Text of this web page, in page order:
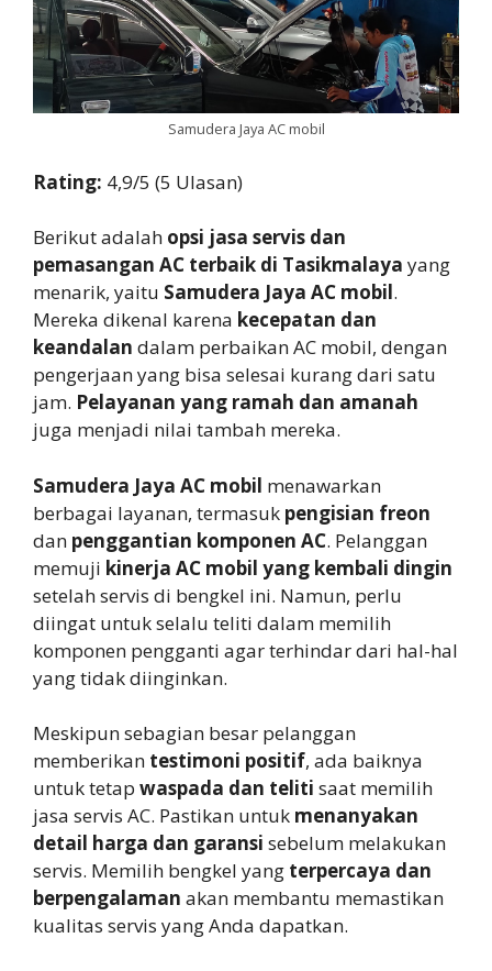
Samudera Jaya AC mobil
Rating: 4,9/5 (5 Ulasan)
Berikut adalah opsi jasa servis dan
pemasangan AC terbaik di Tasikmalaya yang
menarik, yaitu Samudera Jaya AC mobil.
Mereka dikenal karena kecepatan dan
keandalan dalam perbaikan AC mobil, dengan
pengerjaan yang bisa selesai kurang dari satu
jam. Pelayanan yang ramah dan amanah
juga menjadi nilai tambah mereka.
Samudera Jaya AC mobil menawarkan
berbagai layanan, termasuk pengisian freon
dan penggantian komponen AC. Pelanggan
memuji kinerja AC mobil yang kembali dingin
setelah servis di bengkel ini. Namun, perlu
diingat untuk selalu teliti dalam memilih
komponen pengganti agar terhindar dari hal-hal
yang tidak diinginkan.
Meskipun sebagian besar pelanggan
memberikan testimoni positif, ada baiknya
untuk tetap waspada dan teliti saat memilih
jasa servis AC. Pastikan untuk menanyakan
detail harga dan garansi sebelum melakukan
servis. Memilih bengkel yang terpercaya dan
berpengalaman akan membantu memastikan
kualitas servis yang Anda dapatkan.